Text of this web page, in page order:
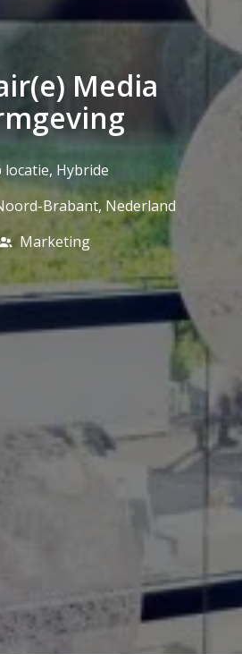
Media
locatie, Hybride
Brabant, Nederland
Marketing